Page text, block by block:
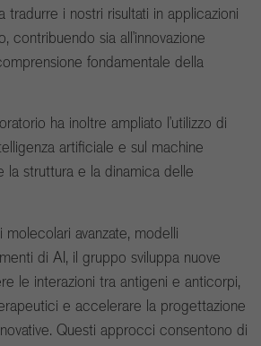
tradurre i nostri risultati in applicazioni
contribuendo sia all’innovazione
fondamentale della
ha inoltre ampliato l’utilizzo di
artificiale e sul machine
la struttura e la dinamica delle
molecolari avanzate, modelli
di AI, il gruppo sviluppa nuove
le interazioni tra antigeni e anticorpi,
e accelerare la progettazione
Questi approcci consentono di